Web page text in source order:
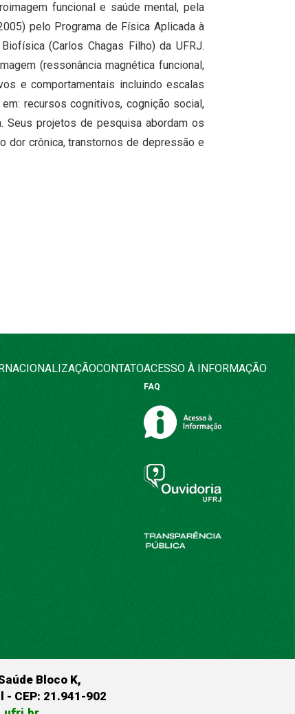
funcional e saúde mental, pela
pelo Programa de Física Aplicada à
(Carlos Chagas Filho) da UFRJ.
(ressonância magnética funcional,
e comportamentais incluindo escalas
recursos cognitivos, cognição social,
Seus projetos de pesquisa abordam os
dor crônica, transtornos de depressão e
CONTATOACESSO À INFORMAÇÃO
FAQ
Bloco K,
- CEP: 21.941-902